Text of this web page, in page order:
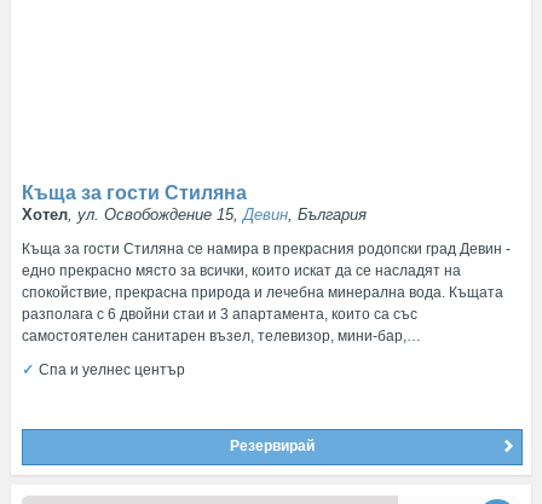
Къща за гости Стиляна
Хотел, ул. Освобождение 15, Девин, България
Къща за гости Стиляна се намира в прекрасния родопски град Девин -
едно прекрасно място за всички, които искат да се насладят на
спокойствие, прекрасна природа и лечебна минерална вода. Къщата
разполага с 6 двойни стаи и 3 апартамента, които са със
самостоятелен санитарен възел, телевизор, мини-бар,…
Спа и уелнес център
Резервирай